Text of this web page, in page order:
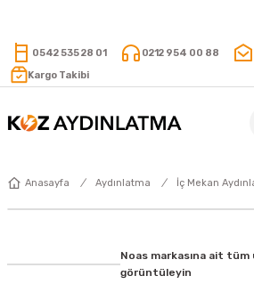
0542 535 28 01 0212 954 00 88
Kargo Takibi
Anasayfa Aydınlatma İç Mekan
Noas markasına ait
görüntüleyin